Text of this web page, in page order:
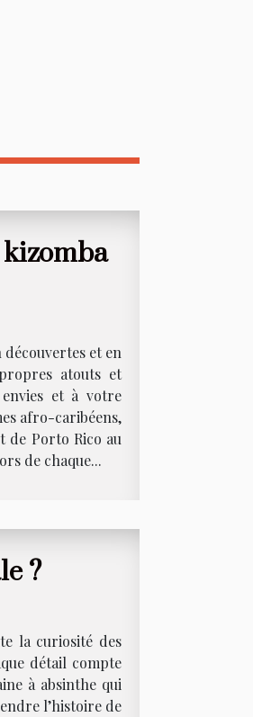
et en
atouts et
et à votre
afro-caribéens,
de Porto Rico au
de chaque...
?
la curiosité des
détail compte
à absinthe qui
l’histoire de